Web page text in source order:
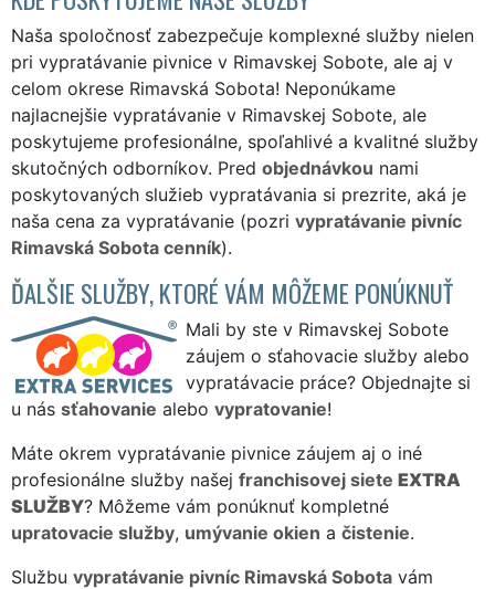
Naša spoločnosť zabezpečuje komplexné služby nielen
pri vypratávanie pivnice v Rimavskej Sobote, ale aj v
celom okrese Rimavská Sobota! Neponúkame
najlacnejšie vypratávanie v Rimavskej Sobote, ale
poskytujeme profesionálne, spoľahlivé a kvalitné služby
skutočných odborníkov. Pred objednávkou nami
poskytovaných služieb vypratávania si prezrite, aká je
naša cena za vypratávanie (pozri vypratávanie pivníc
Rimavská Sobota cenník).
ĎALŠIE SLUŽBY, KTORÉ VÁM MÔŽEME PONÚKNUŤ
Mali by ste v Rimavskej Sobote
záujem o sťahovacie služby alebo
vypratávacie práce? Objednajte si
u nás sťahovanie alebo vypratovanie!
Máte okrem vypratávanie pivnice záujem aj o iné
profesionálne služby našej franchisovej siete EXTRA
SLUŽBY? Môžeme vám ponúknuť kompletné
upratovacie služby, umývanie okien a čistenie.
Službu vypratávanie pivníc Rimavská Sobota vám